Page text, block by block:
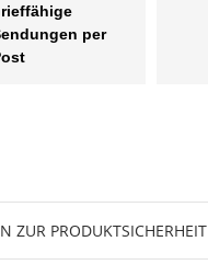
per
ZUR PRODUKTSICHERHEIT